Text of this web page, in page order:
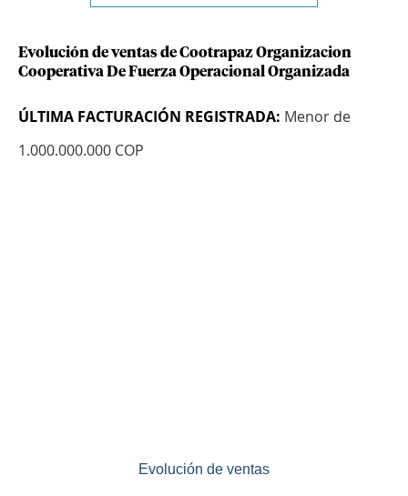
Evolución de ventas de Cootrapaz Organizacion
Cooperativa De Fuerza Operacional Organizada
ÚLTIMA FACTURACIÓN REGISTRADA: Menor de
1.000.000.000 COP
Evolución de ventas